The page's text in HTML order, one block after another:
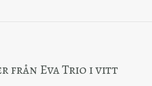
från Eva Trio i vitt